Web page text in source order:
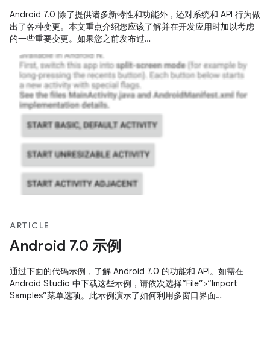
Android 7.0 除了提供诸多新特性和功能外，还对系统和 API 行为做
出了各种变更。本文重点介绍您应该了解并在开发应用时加以考虑
的一些重要变更。如果您之前发布过…
ARTICLE
Android 7.0 示例
通过下面的代码示例，了解 Android 7.0 的功能和 API。如需在
Android Studio 中下载这些示例，请依次选择“File”>“Import
Samples”菜单选项。此示例演示了如何利用多窗口界面…